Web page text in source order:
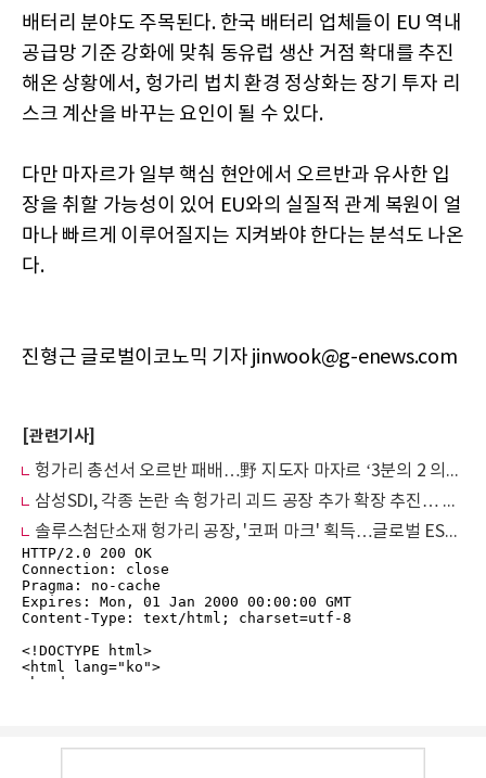
배터리 분야도 주목된다. 한국 배터리 업체들이 EU 역내
공급망 기준 강화에 맞춰 동유럽 생산 거점 확대를 추진
해온 상황에서, 헝가리 법치 환경 정상화는 장기 투자 리
스크 계산을 바꾸는 요인이 될 수 있다.
다만 마자르가 일부 핵심 현안에서 오르반과 유사한 입
장을 취할 가능성이 있어 EU와의 실질적 관계 복원이 얼
마나 빠르게 이루어질지는 지켜봐야 한다는 분석도 나온
다.
진형근 글로벌이코노믹 기자 jinwook@g-enews.com
[관련기사]
헝가리 총선서 오르반 패배…野 지도자 마자르 ‘3분의 2 의석’ 압승
삼성SDI, 각종 논란 속 헝가리 괴드 공장 추가 확장 추진… 지역사회는 반발
솔루스첨단소재 헝가리 공장, '코퍼 마크' 획득…글로벌 ESG 경쟁력 입증